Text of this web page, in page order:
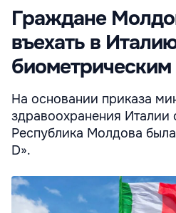
Граждане
въехать в
На основании приказа
здравоохранения Италии
Республика Молдова
D».